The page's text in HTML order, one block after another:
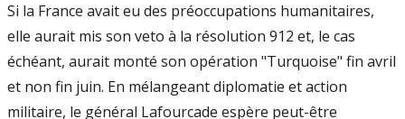
Si la France avait eu des préoccupations humanitaires,
elle aurait mis son veto à la résolution 912 et, le cas
échéant, aurait monté son opération "Turquoise" fin avril
et non fin juin. En mélangeant diplomatie et action
militaire, le général Lafourcade espère peut-être